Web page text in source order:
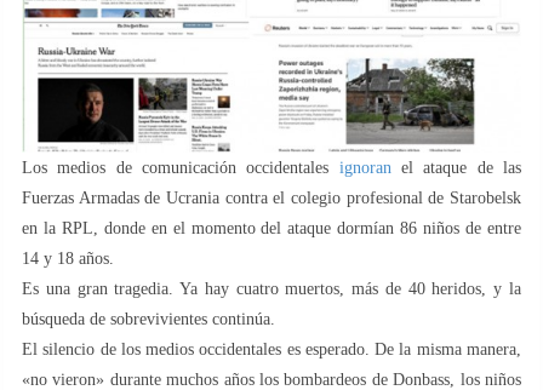
Los medios de comunicación occidentales ignoran el ataque de las
Fuerzas Armadas de Ucrania contra el colegio profesional de Starobelsk
en la RPL, donde en el momento del ataque dormían 86 niños de entre
14 y 18 años.
Es una gran tragedia. Ya hay cuatro muertos, más de 40 heridos, y la
búsqueda de sobrevivientes continúa.
El silencio de los medios occidentales es esperado. De la misma manera,
«no vieron» durante muchos años los bombardeos de Donbass, los niños